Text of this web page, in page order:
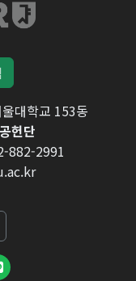
대학교 153동
헌단
882-2991